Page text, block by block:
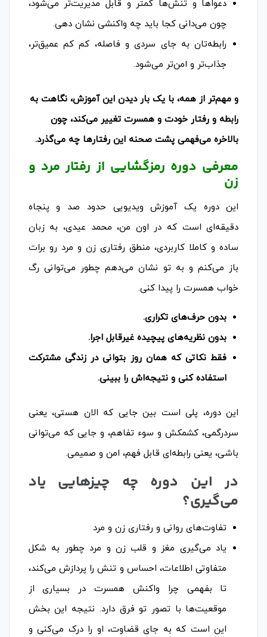
دعواها و تنش‌ها کمتر و قابل مدیریت‌تر می‌شود،
چون می‌دانی کجا باید چه واکنشی نشان دهی.
رابطه‌تان به جای سردی و فاصله، کم کم عمیق‌تر،
جذاب‌تر و امن‌تر می‌شود.
و مهم‌تر از همه، با یک بار دیدن این آموزش، نگاهت به
رابطه و رفتار خودت و همسرت تغییر می‌کند، چون
بالاخره می‌فهمی پشت صحنه این رفتارها چه می‌گذرد.
معرفی دوره رمزگشایی از رفتار مرد و
زن
این دوره یک آموزش ویدیویی حدود صد و پنجاه
دقیقه‌ای است که در اون من، محمد عیدی، به زبان
ساده و کاملا کاربردی، منطق رفتاری زن و مرد رو برات
باز می‌کنم و به تو نشان می‌دهم چطور می‌توانی رگ
خواب همسرت را پیدا کنی.
بدون حرف‌های تکراری.
بدون نظریه‌های پیچیده غیرقابل اجرا.
فقط نکاتی که همان روز بتوانی در زندگی مشترکت
استفاده کنی و نتیجه‌اش را ببینی.
این دوره، پلی است بین جایی که الان هستی، یعنی
سردرگمی، کشمکش و سوء تفاهم، و جایی که می‌توانی
باشی، یعنی رابطه‌ای قابل فهم، امن و صمیمی.
در این دوره چه چیزهایی یاد
می‌گیری؟
تفاوت‌های روانی و رفتاری زن و مرد
یاد می‌گیری مغز و قلب زن و مرد چطور به شکل
متفاوتی اطلاعات، احساس و تنش را پردازش می‌کند،
تا بفهمی چرا واکنش همسرت در بسیاری از
موقعیت‌ها با تصور تو فرق دارد. نتیجه این بخش
این است که به جای قضاوت، او را درک می‌کنی و